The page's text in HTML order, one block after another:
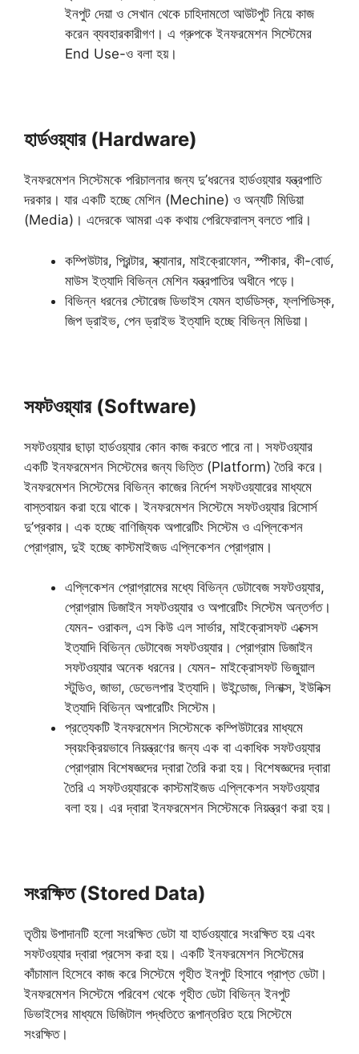
ইনপুট দেয়া ও সেখান থেকে চাহিদামতো আউটপুট নিয়ে কাজ
করেন ব্যবহারকারীগণ। এ গ্রুপকে ইনফরমেশন সিস্টেমের
End Use-ও বলা হয়।
হার্ডওয়্যার (Hardware)
ইনফরমেশন সিস্টেমকে পরিচালনার জন্য দু’ধরনের হার্ডওয়্যার যন্ত্রপাতি
দরকার। যার একটি হচ্ছে মেশিন (Mechine) ও অন্যটি মিডিয়া
(Media)। এদেরকে আমরা এক কথায় পেরিফেরালস্ বলতে পারি।
কম্পিউটার, প্রিন্টার, স্ক্যানার, মাইক্রোফোন, স্পীকার, কী-বোর্ড,
মাউস ইত্যাদি বিভিন্ন মেশিন যন্ত্রপাতির অধীনে পড়ে।
বিভিন্ন ধরনের স্টোরেজ ডিভাইস যেমন হার্ডডিস্ক, ফ্লপিডিস্ক,
জিপ ড্রাইভ, পেন ড্রাইভ ইত্যাদি হচ্ছে বিভিন্ন মিডিয়া।
সফটওয়্যার (Software)
সফটওয়্যার ছাড়া হার্ডওয়্যার কোন কাজ করতে পারে না। সফটওয়্যার
একটি ইনফরমেশন সিস্টেমের জন্য ভিত্তি (Platform) তৈরি করে।
ইনফরমেশন সিস্টেমের বিভিন্ন কাজের নির্দেশ সফটওয়্যারের মাধ্যমে
বাস্তবায়ন করা হয়ে থাকে। ইনফরমেশন সিস্টেমে সফটওয়্যার রিসোর্স
দু’প্রকার। এক হচ্ছে বাণিজ্যিক অপারেটিং সিস্টেম ও এপ্লিকেশন
প্রোগ্রাম, দুই হচ্ছে কাস্টমাইজড এপ্লিকেশন প্রোগ্রাম।
এপ্লিকেশন প্রোগ্রামের মধ্যে বিভিন্ন ডেটাবেজ সফটওয়্যার,
প্রোগ্রাম ডিজাইন সফটওয়্যার ও অপারেটিং সিস্টেম অন্তর্গত।
যেমন- ওরাকল, এস কিউ এল সার্ভার, মাইক্রোসফট এক্সেস
ইত্যাদি বিভিন্ন ডেটাবেজ সফটওয়্যার। প্রোগ্রাম ডিজাইন
সফটওয়্যার অনেক ধরনের। যেমন- মাইক্রোসফট ভিজুয়াল
স্টুডিও, জাভা, ডেভেলপার ইত্যাদি। উইন্ডােজ, লিনাক্স, ইউনিক্স
ইত্যাদি বিভিন্ন অপারেটিং সিস্টেম।
প্রত্যেকটি ইনফরমেশন সিস্টেমকে কম্পিউটারের মাধ্যমে
স্বয়ংক্রিয়ভাবে নিয়ন্ত্রণের জন্য এক বা একাধিক সফটওয়্যার
প্রোগ্রাম বিশেষজ্ঞদের দ্বারা তৈরি করা হয়। বিশেষজ্ঞদের দ্বারা
তৈরি এ সফটওয়্যারকে কাস্টমাইজড এপ্লিকেশন সফটওয়্যার
বলা হয়। এর দ্বারা ইনফরমেশন সিস্টেমকে নিয়ন্ত্রণ করা হয়।
সংরক্ষিত (Stored Data)
তৃতীয় উপাদানটি হলো সংরক্ষিত ডেটা যা হার্ডওয়্যারে সংরক্ষিত হয় এবং
সফটওয়্যার দ্বারা প্রসেস করা হয়। একটি ইনফরমেশন সিস্টেমের
কাঁচামাল হিসেবে কাজ করে সিস্টেমে গৃহীত ইনপুট হিসাবে প্রাপ্ত ডেটা।
ইনফরমেশন সিস্টেমে পরিবেশ থেকে গৃহীত ডেটা বিভিন্ন ইনপুট
ডিভাইসের মাধ্যমে ডিজিটাল পদ্ধতিতে রূপান্তরিত হয়ে সিস্টেমে
সংরক্ষিত।